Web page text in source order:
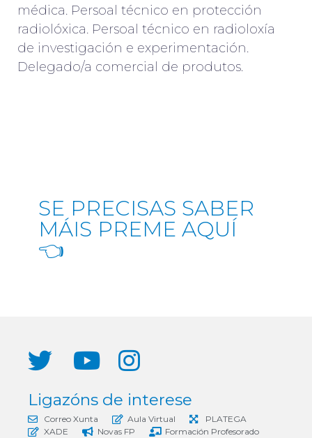
médica. Persoal técnico en protección
radiolóxica. Persoal técnico en radioloxía
de investigación e experimentación.
Delegado/a comercial de produtos.
SE PRECISAS SABER
MÁIS PREME AQUÍ
👈
Ligazóns de interese
Correo Xunta Aula Virtual
PLATEGA
XADE
Novas FP
Formación Profesorado